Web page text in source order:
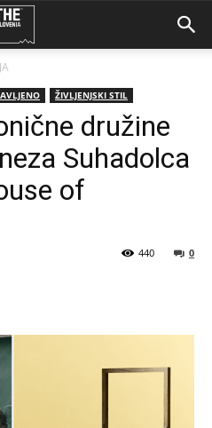
ŽIVLJENJSKI STIL
družine
Suhadolca
of
0
440